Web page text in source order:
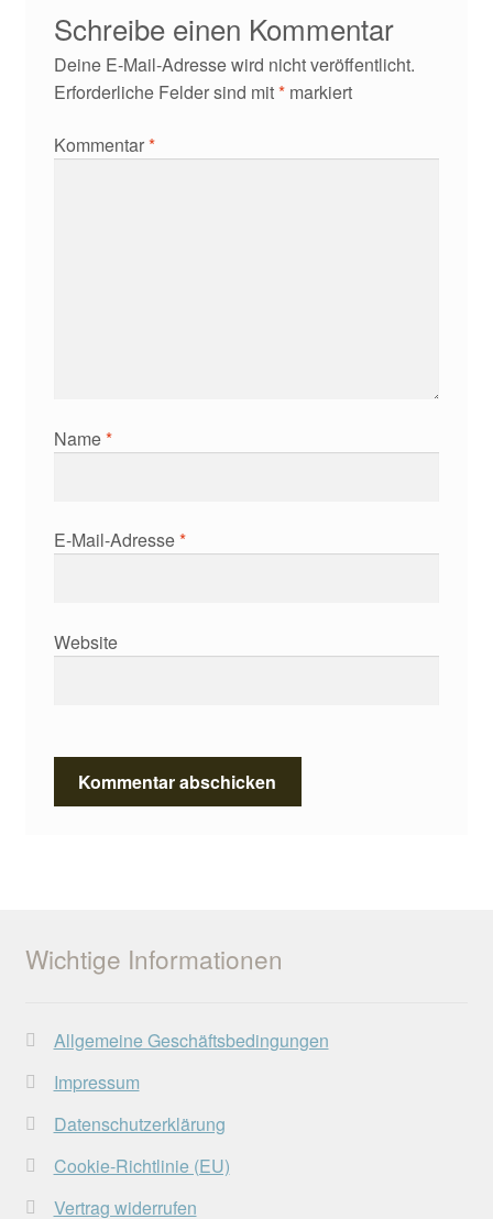
Schreibe einen Kommentar
Deine E-Mail-Adresse wird nicht veröffentlicht.
Erforderliche Felder sind mit*markiert
Kommentar*
Name*
E-Mail-Adresse*
Website
Wichtige Informationen
Allgemeine Geschäftsbedingungen
Impressum
Datenschutzerklärung
Cookie-Richtlinie (EU)
Vertrag widerrufen